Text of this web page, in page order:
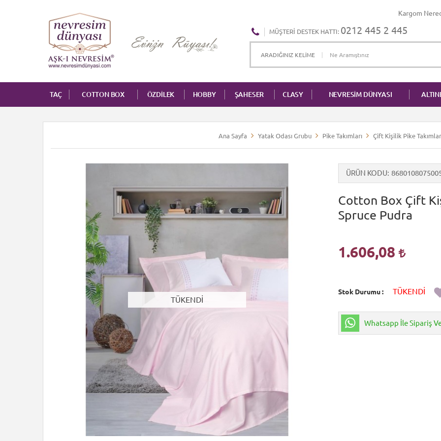
Kargom
MÜŞTERI DESTEK HATTI: 0212 445 2 445
TAÇ COTTON BOX ÖZDİLEK HOBBY ŞAHESER CLASY NEVRESİM DÜNYASI
Ana Sayfa Yatak Odası Grubu Pike Takımları Çift Kişilik Pike
TÜKENDİ
ÜRÜN KODU
Cotton Box Çift
Spruce Pudra
1.606,08
Stok Durumu TÜKENDİ
Whatsapp İle Sipariş